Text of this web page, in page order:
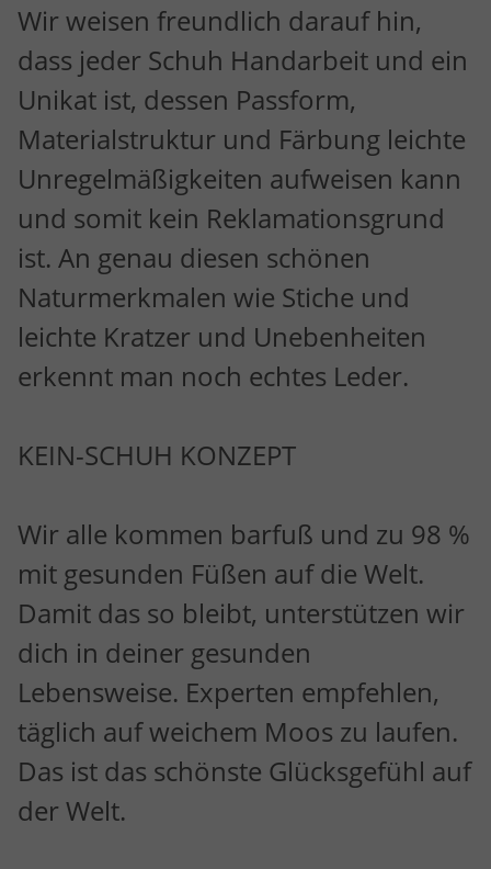
Wir weisen freundlich darauf hin,
dass jeder Schuh Handarbeit und ein
Unikat ist, dessen Passform,
Materialstruktur und Färbung leichte
Unregelmäßigkeiten aufweisen kann
und somit kein Reklamationsgrund
ist. An genau diesen schönen
Naturmerkmalen wie Stiche und
leichte Kratzer und Unebenheiten
erkennt man noch echtes Leder.
KEIN-SCHUH KONZEPT
Wir alle kommen barfuß und zu 98 %
mit gesunden Füßen auf die Welt.
Damit das so bleibt, unterstützen wir
dich in deiner gesunden
Lebensweise. Experten empfehlen,
täglich auf weichem Moos zu laufen.
Das ist das schönste Glücksgefühl auf
der Welt.